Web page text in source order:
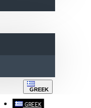
GREEK
GREEK